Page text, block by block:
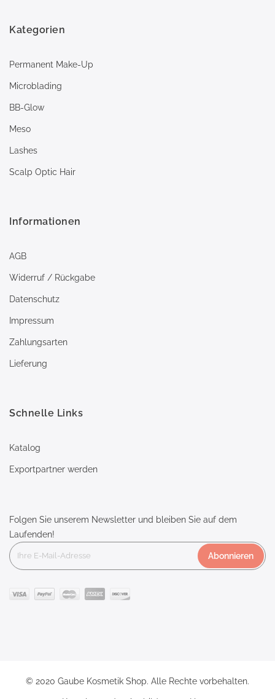
Kategorien
Permanent Make-Up
Microblading
BB-Glow
Meso
Lashes
Scalp Optic Hair
Informationen
AGB
Widerruf / Rückgabe
Datenschutz
Impressum
Zahlungsarten
Lieferung
Schnelle Links
Katalog
Exportpartner werden
Folgen Sie unserem Newsletter und bleiben Sie auf dem
Laufenden!
Abonnieren
© 2020 Gaube Kosmetik Shop. Alle Rechte vorbehalten.